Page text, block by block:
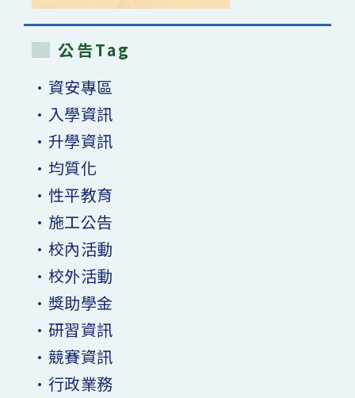
公告Tag
•資安專區
•入學資訊
•升學資訊
•均質化
•性平教育
•施工公告
•校內活動
•校外活動
•獎助學金
•研習資訊
•競賽資訊
•行政業務